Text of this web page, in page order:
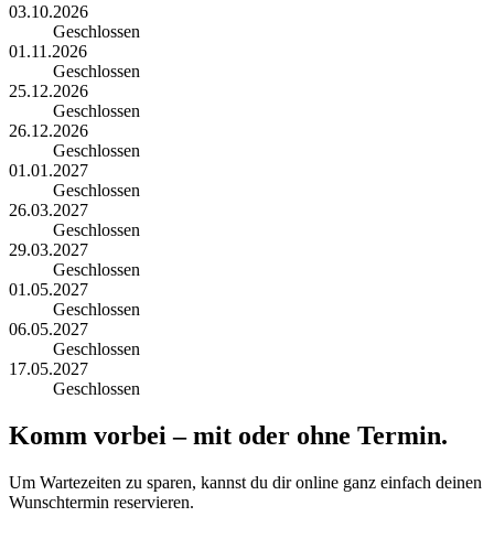
03.10.2026
Geschlossen
01.11.2026
Geschlossen
25.12.2026
Geschlossen
26.12.2026
Geschlossen
01.01.2027
Geschlossen
26.03.2027
Geschlossen
29.03.2027
Geschlossen
01.05.2027
Geschlossen
06.05.2027
Geschlossen
17.05.2027
Geschlossen
Komm vorbei – mit oder ohne Termin.
Um Wartezeiten zu sparen, kannst du dir online ganz einfach deinen
Wunschtermin reservieren.